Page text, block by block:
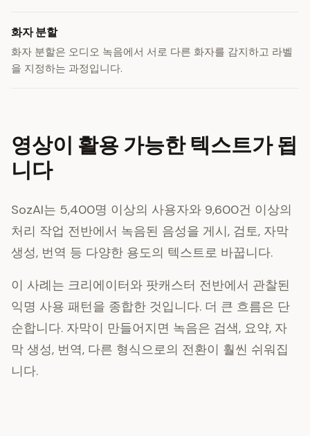
화자 분할
화자 분할은 오디오 녹음에서 서로 다른 화자를 감지하고 라벨
을 지정하는 과정입니다.
영상이 활용 가능한 텍스트가 됩
니다
SozAI는 5,400명 이상의 사용자와 9,600건 이상의
처리 작업 전반에서 녹음된 음성을 게시, 검토, 자막
생성, 번역 등 다양한 용도의 텍스트로 바꿉니다.
이 사례는 크리에이터와 팟캐스터 전반에서 관찰된
익명 사용 패턴을 종합한 것입니다. 더 큰 흐름은 단
순합니다. 자막이 만들어지면 녹음은 검색, 요약, 자
막 생성, 번역, 다른 형식으로의 전환이 훨씬 쉬워집
니다.